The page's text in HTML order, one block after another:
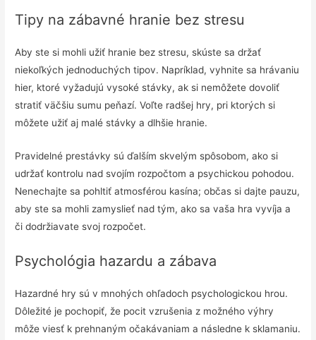
Tipy na zábavné hranie bez stresu
Aby ste si mohli užiť hranie bez stresu, skúste sa držať
niekoľkých jednoduchých tipov. Napríklad, vyhnite sa hrávaniu
hier, ktoré vyžadujú vysoké stávky, ak si nemôžete dovoliť
stratiť väčšiu sumu peňazí. Voľte radšej hry, pri ktorých si
môžete užiť aj malé stávky a dlhšie hranie.
Pravidelné prestávky sú ďalším skvelým spôsobom, ako si
udržať kontrolu nad svojím rozpočtom a psychickou pohodou.
Nenechajte sa pohltiť atmosférou kasína; občas si dajte pauzu,
aby ste sa mohli zamyslieť nad tým, ako sa vaša hra vyvíja a
či dodržiavate svoj rozpočet.
Psychológia hazardu a zábava
Hazardné hry sú v mnohých ohľadoch psychologickou hrou.
Dôležité je pochopiť, že pocit vzrušenia z možného výhry
môže viesť k prehnaným očakávaniam a následne k sklamaniu.